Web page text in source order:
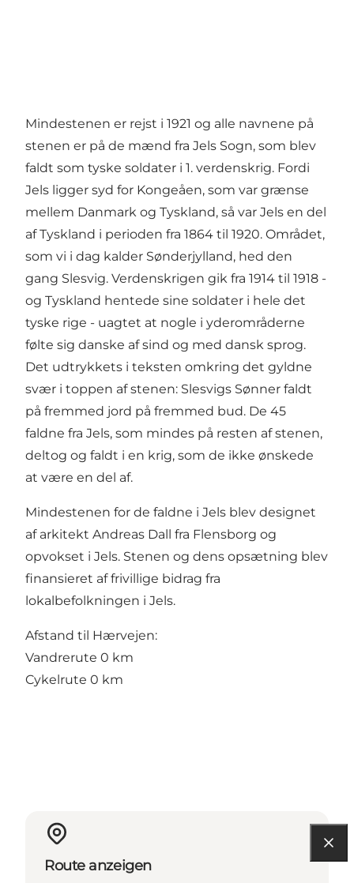
Mindestenen er rejst i 1921 og alle navnene på
stenen er på de mænd fra Jels Sogn, som blev
faldt som tyske soldater i 1. verdenskrig. Fordi
Jels ligger syd for Kongeåen, som var grænse
mellem Danmark og Tyskland, så var Jels en del
af Tyskland i perioden fra 1864 til 1920. Området,
som vi i dag kalder Sønderjylland, hed den
gang Slesvig. Verdenskrigen gik fra 1914 til 1918 -
og Tyskland hentede sine soldater i hele det
tyske rige - uagtet at nogle i yderområderne
følte sig danske af sind og med dansk sprog.
Det udtrykkets i teksten omkring det gyldne
svær i toppen af stenen: Slesvigs Sønner faldt
på fremmed jord på fremmed bud. De 45
faldne fra Jels, som mindes på resten af stenen,
deltog og faldt i en krig, som de ikke ønskede
at være en del af.
Mindestenen for de faldne i Jels blev designet
af arkitekt Andreas Dall fra Flensborg og
opvokset i Jels. Stenen og dens opsætning blev
finansieret af frivillige bidrag fra
lokalbefolkningen i Jels.
Afstand til Hærvejen:
Vandrerute 0 km
Cykelrute 0 km
Route anzeigen